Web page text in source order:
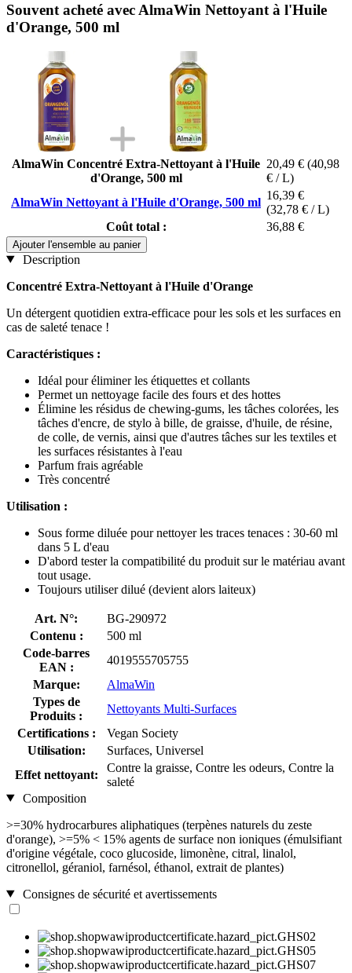
Souvent acheté avec AlmaWin Nettoyant à l'Huile
d'Orange, 500 ml
AlmaWin Concentré Extra-Nettoyant à l'Huile
d'Orange, 500 ml
20,49 € (40,98
€ / L)
AlmaWin Nettoyant à l'Huile d'Orange, 500 ml
16,39 €
(32,78 € / L)
Coût total :
36,88 €
Ajouter l'ensemble au panier
Description
Concentré Extra-Nettoyant à l'Huile d'Orange
Un détergent quotidien extra-efficace pour les sols et les surfaces en
cas de saleté tenace !
Caractéristiques :
Idéal pour éliminer les étiquettes et collants
Permet un nettoyage facile des fours et des hottes
Élimine les résidus de chewing-gums, les tâches colorées, les
tâches d'encre, de stylo à bille, de graisse, d'huile, de résine,
de colle, de vernis, ainsi que d'autres tâches sur les textiles et
les surfaces résistantes à l'eau
Parfum frais agréable
Très concentré
Utilisation :
Sous forme diluée pour nettoyer les traces tenaces : 30-60 ml
dans 5 L d'eau
D'abord tester la compatibilité du produit sur le matériau avant
tout usage.
Toujours utiliser dilué (devient alors laiteux)
Art. N°:
BG-290972
Contenu :
500 ml
Code-barres
EAN :
4019555705755
Marque:
AlmaWin
Types de
Produits :
Nettoyants Multi-Surfaces
Certifications :
Vegan Society
Utilisation:
Surfaces, Universel
Effet nettoyant:
Contre la graisse, Contre les odeurs, Contre la
saleté
Composition
>=30% hydrocarbures aliphatiques (terpènes naturels du zeste
d'orange), >=5% < 15% agents de surface non ioniques (émulsifiant
d'origine végétale, coco glucoside, limonène, citral, linalol,
citronellol, géraniol, farnésol, éthanol, extrait de plantes)
Consignes de sécurité et avertissements